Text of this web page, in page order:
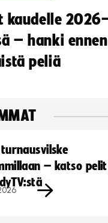
kaudelle
– hanki ennen
peliä
– katso pelit